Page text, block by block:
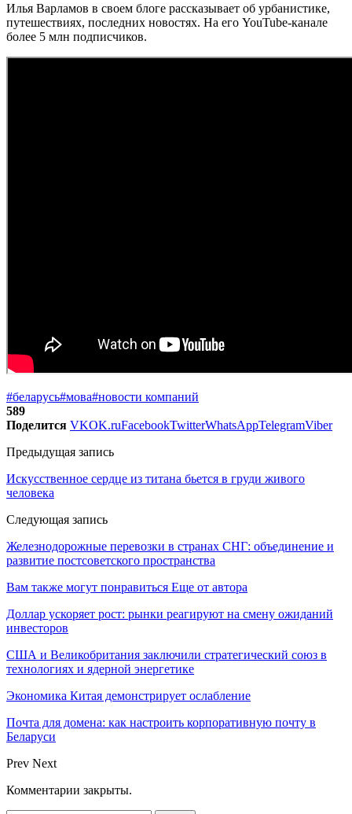
Илья Варламов в своем блоге рассказывает об урбанистике,
путешествиях, последних новостях. На его YouTube-канале
более 5 млн подписчиков.
#беларусь#мова#новости компаний
589
Поделится VKOK.ruFacebookTwitterWhatsAppTelegramViber
Предыдущая запись
Искусственное сердце из титана бьется в груди живого
человека
Следующая запись
Железнодорожные перевозки в странах СНГ: объединение и
развитие постсоветского пространства
Вам также могут понравиться Еще от автора
Доллар ускоряет рост: рынки реагируют на смену ожиданий
инвесторов
США и Великобритания заключили стратегический союз в
технологиях и ядерной энергетике
Экономика Китая демонстрирует ослабление
Почта для домена: как настроить корпоративную почту в
Беларуси
Prev Next
Комментарии закрыты.